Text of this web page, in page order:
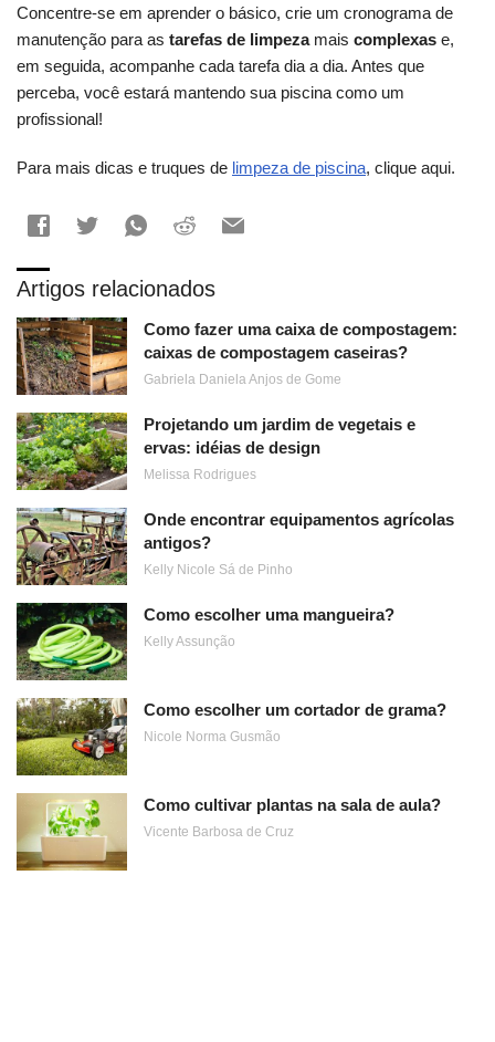
Concentre-se em aprender o básico, crie um cronograma de
manutenção para as tarefas de limpezamais complexas e,
em seguida, acompanhe cada tarefa dia a dia. Antes que
perceba, você estará mantendo sua piscina como um
profissional!
Para mais dicas e truques de limpeza de piscina, clique aqui.
Artigos relacionados
Como fazer uma caixa de compostagem:
caixas de compostagem caseiras?
Gabriela Daniela Anjos de Gome
Projetando um jardim de vegetais e
ervas: idéias de design
Melissa Rodrigues
Onde encontrar equipamentos agrícolas
antigos?
Kelly Nicole Sá de Pinho
Como escolher uma mangueira?
Kelly Assunção
Como escolher um cortador de grama?
Nicole Norma Gusmão
Como cultivar plantas na sala de aula?
Vicente Barbosa de Cruz